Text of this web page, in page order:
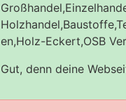
en,Holz-Eckert,OSB
Gut, denn deine